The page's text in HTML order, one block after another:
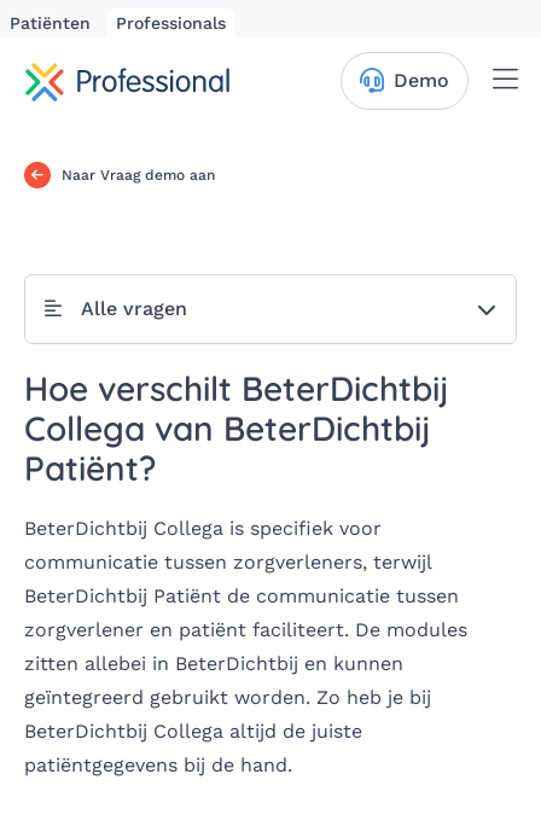
Patiënten Professionals
Demo
Naar Vraag demo aan
Alle vragen
Hoe verschilt BeterDichtbij
Collega van BeterDichtbij
Patiënt?
BeterDichtbij Collega is specifiek voor
communicatie tussen zorgverleners, terwijl
BeterDichtbij Patiënt de communicatie tussen
zorgverlener en patiënt faciliteert. De modules
zitten allebei in BeterDichtbij en kunnen
geïntegreerd gebruikt worden. Zo heb je bij
BeterDichtbij Collega altijd de juiste
patiëntgegevens bij de hand.